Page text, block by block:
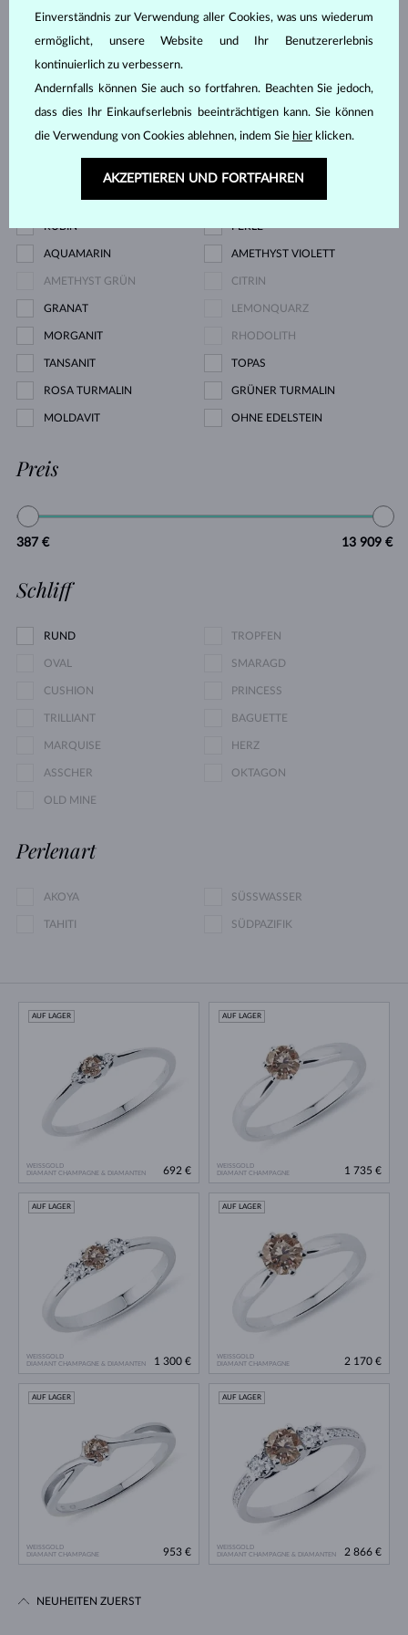
Edelstein
DIAMANT
DIAMANT LAB GROWN BLAU DIAMANT LAB GROWN ROSA
DIAMANT SCHWARZ DIAMANT CHAMPAGNE
DIAMANT BLAU DIAMANT GELB
DIAMANT GRÜN SAPHIR BLAU
SAPHIR ROSA SMARAGD
RUBIN PERLE
AQUAMARIN AMETHYST VIOLETT
AMETHYST GRÜN CITRIN
GRANAT LEMONQUARZ
MORGANIT RHODOLITH
TANSANIT TOPAS
ROSA TURMALIN GRÜNER TURMALIN
MOLDAVIT OHNE EDELSTEIN
Preis
387 € 13 909 €
Schliff
RUND TROPFEN
OVAL SMARAGD
CUSHION PRINCESS
TRILLIANT BAGUETTE
MARQUISE HERZ
ASSCHER OKTAGON
OLD MINE
Perlenart
AKOYA SÜSSWASSER
TAHITI SÜDPAZIFIK
WEISSGOLD
DIAMANT CHAMPAGNE & DIAMANTEN
AUF LAGER
692 €
WEISSGOLD
DIAMANT CHAMPAGNE
AUF LAGER
1 735 €
WEISSGOLD
DIAMANT CHAMPAGNE & DIAMANTEN
AUF LAGER
1 300 €
WEISSGOLD
DIAMANT CHAMPAGNE
AUF LAGER
2 170 €
WEISSGOLD
DIAMANT CHAMPAGNE
AUF LAGER
953 €
WEISSGOLD
DIAMANT CHAMPAGNE & DIAMANTEN
AUF LAGER
2 866 €
NEUHEITEN ZUERST
Einverständnis zur Verwendung aller Cookies, was uns wiederum
ermöglicht, unsere Website und Ihr Benutzererlebnis
kontinuierlich zu verbessern.
Andernfalls können Sie auch so fortfahren. Beachten Sie jedoch,
dass dies Ihr Einkaufserlebnis beeinträchtigen kann. Sie können
die Verwendung von Cookies ablehnen, indem Sie hier klicken.
AKZEPTIEREN UND FORTFAHREN